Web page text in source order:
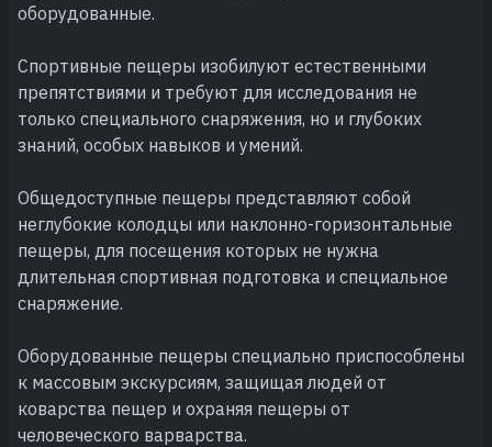
оборудованные.
Спортивные пещеры изобилуют естественными
препятствиями и требуют для исследования не
только специального снаряжения, но и глубоких
знаний, особых навыков и умений.
Общедоступные пещеры представляют собой
неглубокие колодцы или наклонно-горизонтальные
пещеры, для посещения которых не нужна
длительная спортивная подготовка и специальное
снаряжение.
Оборудованные пещеры специально приспособлены
к массовым экскурсиям, защищая людей от
коварства пещер и охраняя пещеры от
человеческого варварства.